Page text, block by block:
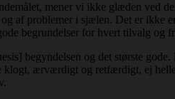
mener vi ikke glæden ved
af problemer i sjælen. Det er ikke
begrundelser for hvert tilvalg og
begyndelsen og det største
klogt, ærværdigt og retfærdigt, ej